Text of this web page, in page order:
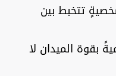
تتخبط بين
بقوة الميدان لا